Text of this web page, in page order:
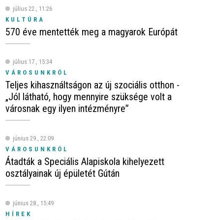
július 22., 11:26
KULTÚRA
570 éve mentették meg a magyarok Európát
július 17., 15:34
VÁROSUNKRÓL
Teljes kihasználtságon az új szociális otthon -
„Jól látható, hogy mennyire szüksége volt a
városnak egy ilyen intézményre”
június 29., 22:09
VÁROSUNKRÓL
Átadták a Speciális Alapiskola kihelyezett
osztályainak új épületét Gútán
június 28., 15:49
HÍREK